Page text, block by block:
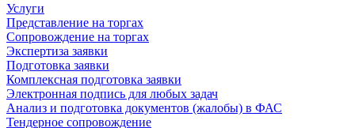
Услуги
Представление на торгах
Сопровождение на торгах
Экспертиза заявки
Подготовка заявки
Комплексная подготовка заявки
Электронная подпись для любых задач
Анализ и подготовка документов (жалобы) в ФАС
Тендерное сопровождение